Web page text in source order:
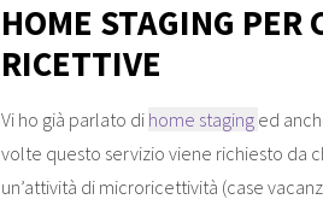
HOME STAGING PER
RICETTIVE
Vi ho già parlato di home staging ed
volte questo servizio viene richiesto da
un’attività di microricettività (case